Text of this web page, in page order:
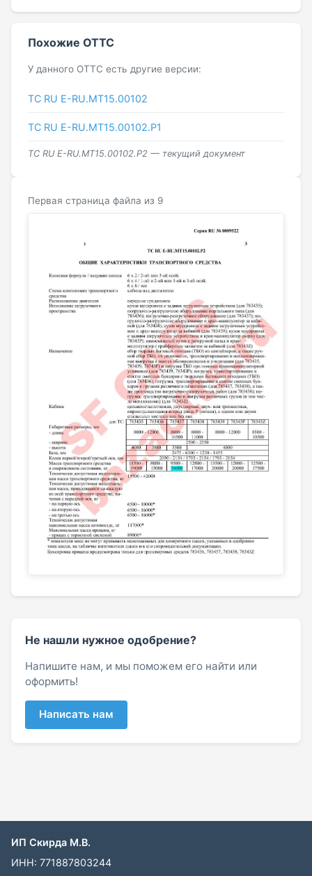
Похожие ОТТС
У данного ОТТС есть другие версии:
ТС RU Е-RU.МТ15.00102
ТС RU Е-RU.МТ15.00102.Р1
ТС RU Е-RU.МТ15.00102.Р2 — текущий документ
Первая страница файла из 9
Не нашли нужное одобрение?
Напишите нам, и мы поможем его найти или
оформить!
Написать нам
ИП Скирда М.В.
ИНН: 771887803244